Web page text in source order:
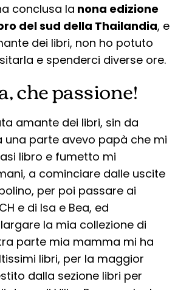
conclusa la nona edizione
del sud della Thailandia, e
dei libri, non ho potuto
e spenderci diverse ore.
che passione!
amante dei libri, sin da
una parte avevo papà che mi
libro e fumetto mi
a cominciare dalle uscite
per poi passare ai
e di Isa e Bea, ed
la mia collezione di
parte mia mamma mi ha
libri, per la maggior
dalla sezione libri per